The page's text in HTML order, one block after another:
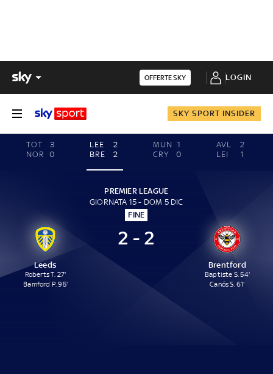
OFFERTE SKY LOGIN
SKY SPORT INSIDER
TOT
3
NOR
0
LEE
2
BRE
2
MUN
1
CRY
0
AVL
2
LEI
1
PREMIER LEAGUE
GIORNATA 15 - DOM 5 DIC
FINE
Leeds
Roberts T. 27'
Bamford P. 95'
2 - 2
Brentford
Baptiste S. 54'
Canós S. 61'